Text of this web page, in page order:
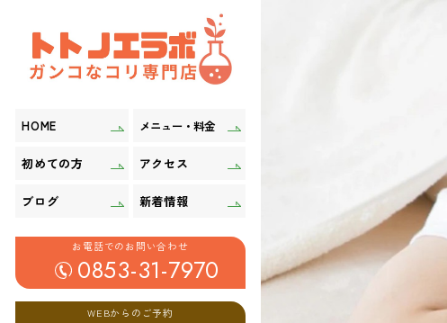
HOME メニュー・料金
初めての方 アクセス
ブログ 新着情報
お電話でのお問い合わせ
0853-31-7970
WEBからのご予約